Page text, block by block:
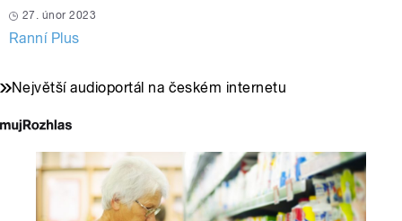
27. únor 2023
Ranní Plus
Největší audioportál na českém internetu